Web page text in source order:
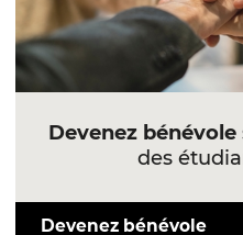
Devenez bénévole
des
Devenez bénévole